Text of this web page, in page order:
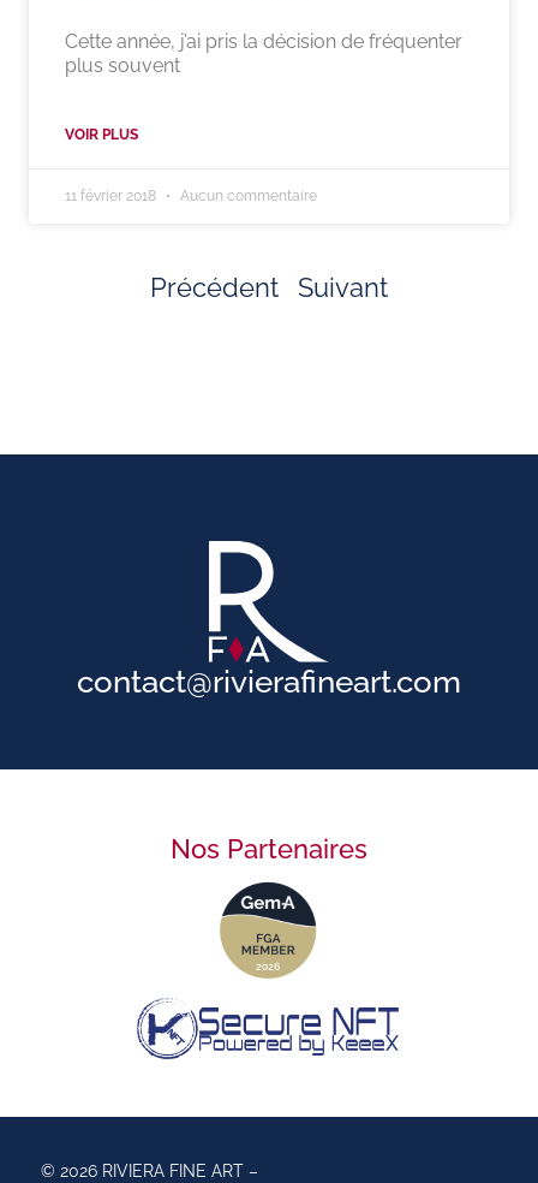
Cette année, j’ai pris la décision de fréquenter
plus souvent
VOIR PLUS
11 février 2018 Aucun commentaire
Précédent Suivant
contact@rivierafineart.com
Nos Partenaires
© 2026 RIVIERA FINE ART –